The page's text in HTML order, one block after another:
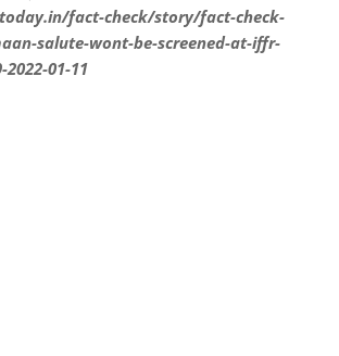
fact-check/story/fact-check-
salute-wont-be-screened-at-iffr-
2022-01-11